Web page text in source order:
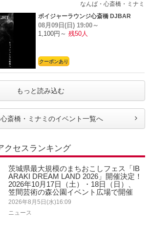
なんば・心斎橋・ミナミ
ボイジャーラウンジ心斎橋 DJBAR
08月09日(日) 19:00～
1,100円～ 残50人
クーポンあり
もっと読み込む
斎橋・ミナミのイベント一覧へ
クセスランキング
茨城県最大規模のまちおこしフェス「IB
ARAKI DREAM LAND 2026」開催決定！
2026年10月17日（土）・18日（日）、
笠間芸術の森公園イベント広場で開催
2026年8月5日(水)16:09
ニュース